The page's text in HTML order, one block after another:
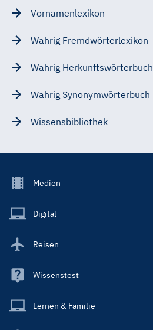
Vornamenlexikon
Wahrig Fremdwörterlexikon
Wahrig Herkunftswörterbuch
Wahrig Synonymwörterbuch
Wissensbibliothek
Footer
Main
Medien
Digital
Reisen
Wissenstest
Lernen & Familie